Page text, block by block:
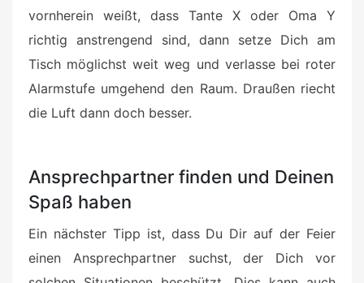
vornherein weißt, dass Tante X oder Oma Y
richtig anstrengend sind, dann setze Dich am
Tisch möglichst weit weg und verlasse bei roter
Alarmstufe umgehend den Raum. Draußen riecht
die Luft dann doch besser.
Ansprechpartner finden und Deinen
Spaß haben
Ein nächster Tipp ist, dass Du Dir auf der Feier
einen Ansprechpartner suchst, der Dich vor